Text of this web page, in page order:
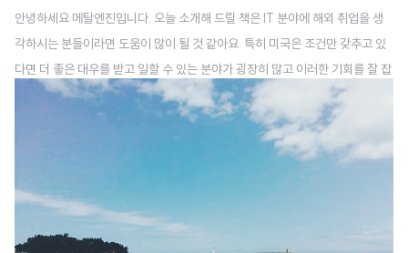
안녕하세요 메탈엔진입니다. 오늘 소개해 드릴 책은 IT 분야에 해외 취업을 생
각하시는 분들이라면 도움이 많이 될 것 같아요. 특히 미국은 조건만 갖추고 있
다면 더 좋은 대우를 받고 일할 수 있는 분야가 굉장히 많고 이러한 기회를 잘 잡
으셔서 취업에 성공하셨으면 좋겠습니다. 12 번째로 소개할 책은 (송기봉 저)
입니다. 이 책은 해외 취업 중에서도 특히 미국을 중심으로 취업을 할 수 있는 여
러 가지 분야 및 준비 방법 등을 다루고 있어요. 미국의 경우 '성과 지향적'인 문
동들은 과감하게 하지 않는다고 합니다. 이민자가 많은 나라고 국가 자체를 이
루는 인종이 굉장히 다양해서 이러한 다양성에 의해 생길 수 있는 상황들에 대
해서도 유연..